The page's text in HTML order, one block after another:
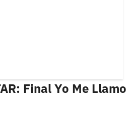
Final Yo Me Llamo